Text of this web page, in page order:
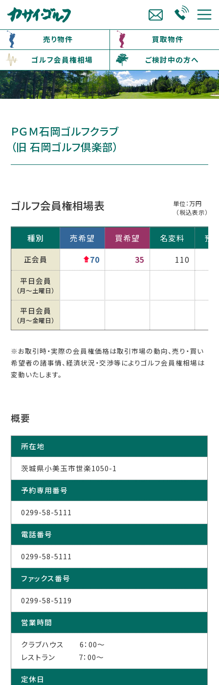
売り物件
買取物件
ゴルフ会員権相場
ご検討中の方へ
ＰＧＭ石岡ゴルフクラブ
（旧 石岡ゴルフ倶楽部）
ゴルフ会員権相場表
単位：万円
（税込表示）
種別 売希望 買希望 名変料 預
正会員 70 35 110
平日会員
（月〜土曜日）
平日会員
（月〜金曜日）
※お取引時・実際の会員権価格は取引市場の動向、売り・買い
希望者の諸事情、経済状況・交渉等によりゴルフ会員権相場は
変動いたします。
概要
所在地
茨城県小美玉市世楽1050-1
予約専用番号
0299-58-5111
電話番号
0299-58-5111
ファックス番号
0299-58-5119
営業時間
クラブハウス 6：00～
レストラン 7：00～
定休日